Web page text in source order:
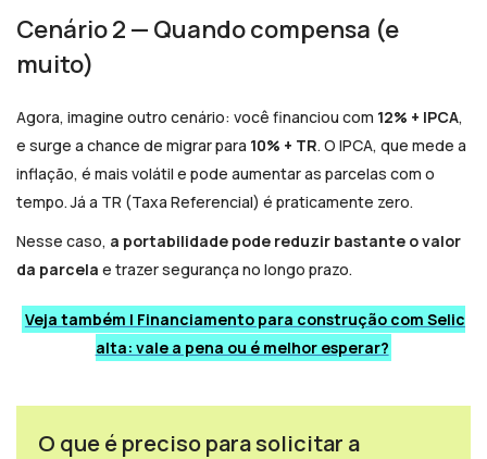
Cenário 2 — Quando compensa (e
muito)
Agora, imagine outro cenário: você financiou com 12% + IPCA,
e surge a chance de migrar para 10% + TR. O IPCA, que mede a
inflação, é mais volátil e pode aumentar as parcelas com o
tempo. Já a TR (Taxa Referencial) é praticamente zero.
Nesse caso, a portabilidade pode reduzir bastante o valor
da parcela e trazer segurança no longo prazo.
Veja também | Financiamento para construção com Selic
alta: vale a pena ou é melhor esperar?
O que é preciso para solicitar a